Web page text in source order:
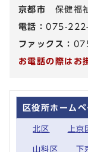
京都市 保健福
電話：075-
ファックス：
お電話の際はお
区役所ホーム
北区 上京
山科区 下